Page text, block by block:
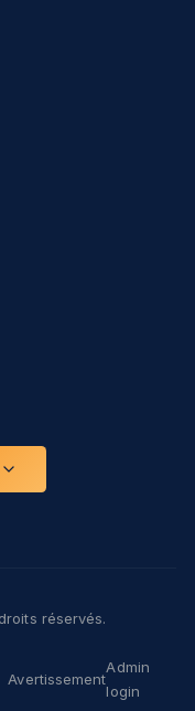
réservés.
Avertissement
Admin
login